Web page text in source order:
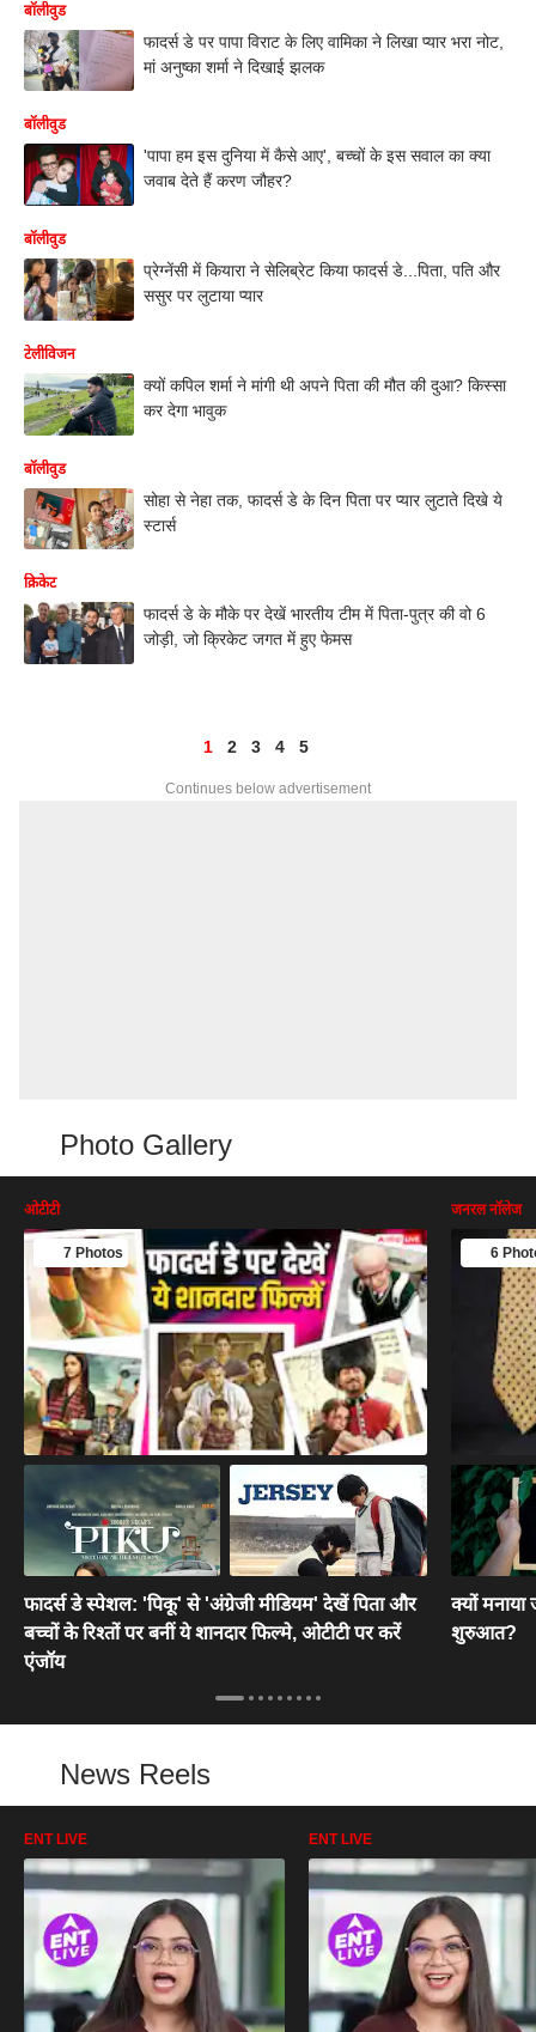
बॉलीवुड
फादर्स डे पर पापा विराट के लिए वामिका ने लिखा प्यार भरा नोट,
मां अनुष्का शर्मा ने दिखाई झलक
बॉलीवुड
'पापा हम इस दुनिया में कैसे आए', बच्चों के इस सवाल का क्या
जवाब देते हैं करण जौहर?
बॉलीवुड
प्रेग्नेंसी में कियारा ने सेलिब्रेट किया फादर्स डे...पिता, पति और
ससुर पर लुटाया प्यार
टेलीविजन
क्यों कपिल शर्मा ने मांगी थी अपने पिता की मौत की दुआ? किस्सा
कर देगा भावुक
बॉलीवुड
सोहा से नेहा तक, फादर्स डे के दिन पिता पर प्यार लुटाते दिखे ये
स्टार्स
क्रिकेट
फादर्स डे के मौके पर देखें भारतीय टीम में पिता-पुत्र की वो 6
जोड़ी, जो क्रिकेट जगत में हुए फेमस
1 2 3 4 5
Continues below advertisement
Photo Gallery
ओटीटी
7 Photos
फादर्स डे स्पेशल: 'पिकू' से 'अंग्रेजी मीडियम' देखें पिता और
बच्चों के रिश्तों पर बनीं ये शानदार फिल्मे, ओटीटी पर करें
एंजॉय
जनरल नॉलेज
6
क्यों मनाया
शुरुआत?
News Reels
ENT LIVE ENT LIVE